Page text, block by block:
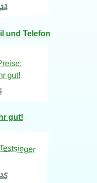
und Telefon
gut!